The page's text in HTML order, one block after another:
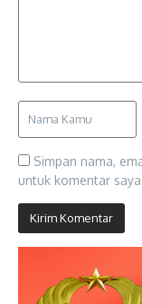
Simpan nama,
untuk komentar